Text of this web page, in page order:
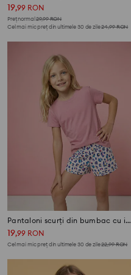
19,99 RON
Preț normal29,99RON
Cel mai mic preț din ultimele 30 de zile24,99RON
Pantaloni scurți din bumbac cu imprimeu leopard 3 pack
19,99 RON
Cel mai mic preț din ultimele 30 de zile22,99RON